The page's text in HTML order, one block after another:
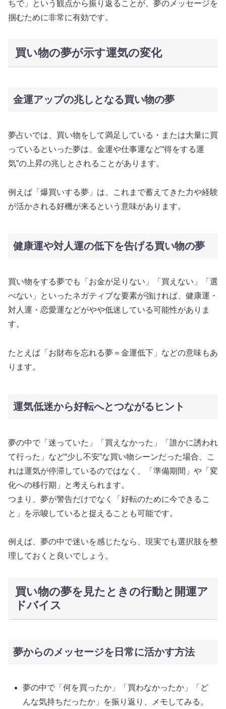
ちで」という観点から振り返ることが、夢のメッセージを
掴むために非常に有効です。
買い物の夢が示す運気の変化
金運アップの兆しとなる買い物の夢
夢占いでは、買い物をして満足している・または大量に買
っているといった夢は、金運や仕事運など“得をする運
気”の上昇の兆しとされることがあります。
例えば「爆買いする夢」は、これまで蓄えてきた力や経験
が活かされる好機が来るという意味があります。
健康運や対人運の低下を告げる買い物の夢
買い物をする夢でも「お金が足りない」「買えない」「選
べない」といったネガティブな要素が強ければ、健康運・
対人運・恋愛運などがやや低迷している可能性がありま
す。
たとえば「お財布を忘れる夢＝金運低下」などの意味もあ
ります。
運気低迷から好転へとつながるヒント
夢の中で「迷っていた」「買えなかった」「誰かに誘われ
て行った」など“少し不安”な買い物シーンだった場合、こ
れは運気が停滞しているのではなく、「準備期間」や「変
化への移行期」と考えられます。
つまり、夢が警告だけでなく「好転のために今できるこ
と」を示唆していると捉えることも可能です。
例えば、夢の中で迷いを感じたなら、現実でも選択肢を整
理しておくと良いでしょう。
買い物の夢を見たときの行動と開運ア
ドバイス
夢からのメッセージを日常に活かす方法
夢の中で「何を買ったか」「買わなかったか」「ど
んな気持ちだったか」を振り返り、メモしてみる。